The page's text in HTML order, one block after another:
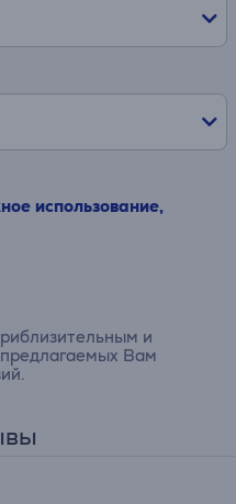
использование,
и
Вам